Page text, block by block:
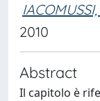
2010
Abstract
Il capitolo è